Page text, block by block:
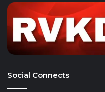
Social Connects